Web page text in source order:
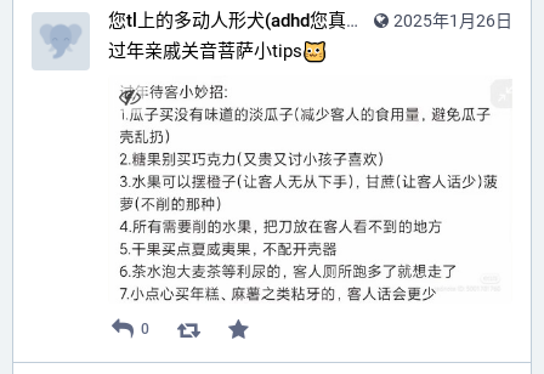
2025年1月26日
您tl上的多动人形犬(adhd您真的不收拾是吗lv.99)
过年亲戚关音菩萨小tips
0